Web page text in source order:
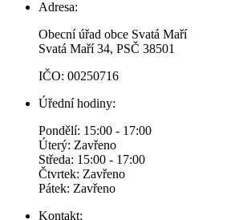
Adresa:
Obecní úřad obce Svatá Maří
Svatá Maří 34, PSČ 38501
IČO: 00250716
Úřední hodiny:
Pondělí: 15:00 - 17:00
Úterý: Zavřeno
Středa: 15:00 - 17:00
Čtvrtek: Zavřeno
Pátek: Zavřeno
Kontakt: